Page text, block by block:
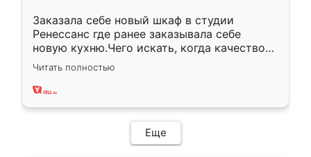
Заказала себе новый шкаф в студии
Ренессанс где ранее заказывала себе
новую кухню.Чего искать, когда качеством
вполне довольна. Служит кухня уже почти
два года, нареканий нет.
Читать полностью
Еще